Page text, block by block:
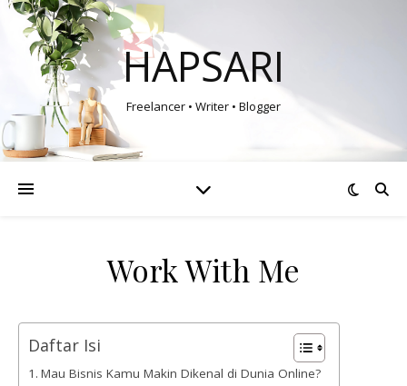
HAPSARI
Freelancer • Writer • Blogger
Work With Me
Daftar Isi
Mau Bisnis Kamu Makin Dikenal di Dunia Online?